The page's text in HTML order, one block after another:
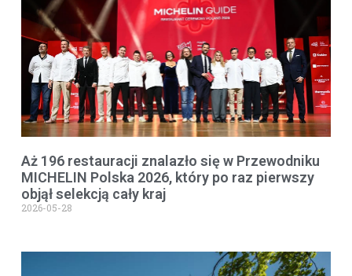
Aż 196 restauracji znalazło się w Przewodniku
MICHELIN Polska 2026, który po raz pierwszy
objął selekcją cały kraj
2026-05-28